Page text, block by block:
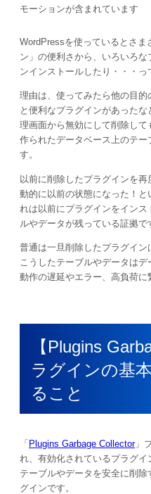
モーションが含まれています
WordPressを使っているとさま
ン」の便利さから、いろいろ
ンインストールしたり・・・っ
理由は、使ってみたら他の目
と便利なプラグインがあった
理画面から無効にして削除し
作られたデータベース上のテ
す。
以前に削除したプラグインを
動的に以前の状態になった！
れは以前にプラグインをイン
ルやデータが残っている証拠で
普通は一旦削除したプラグイン
こうしたテーブルやデータはデ
動作の遅延やエラー、高負荷に
【Plugins
ラグインの基
ること
「Plugins Garbage Collector」
れ、有効化されているプラグ
テーブルやデータを安全に削
グインです。